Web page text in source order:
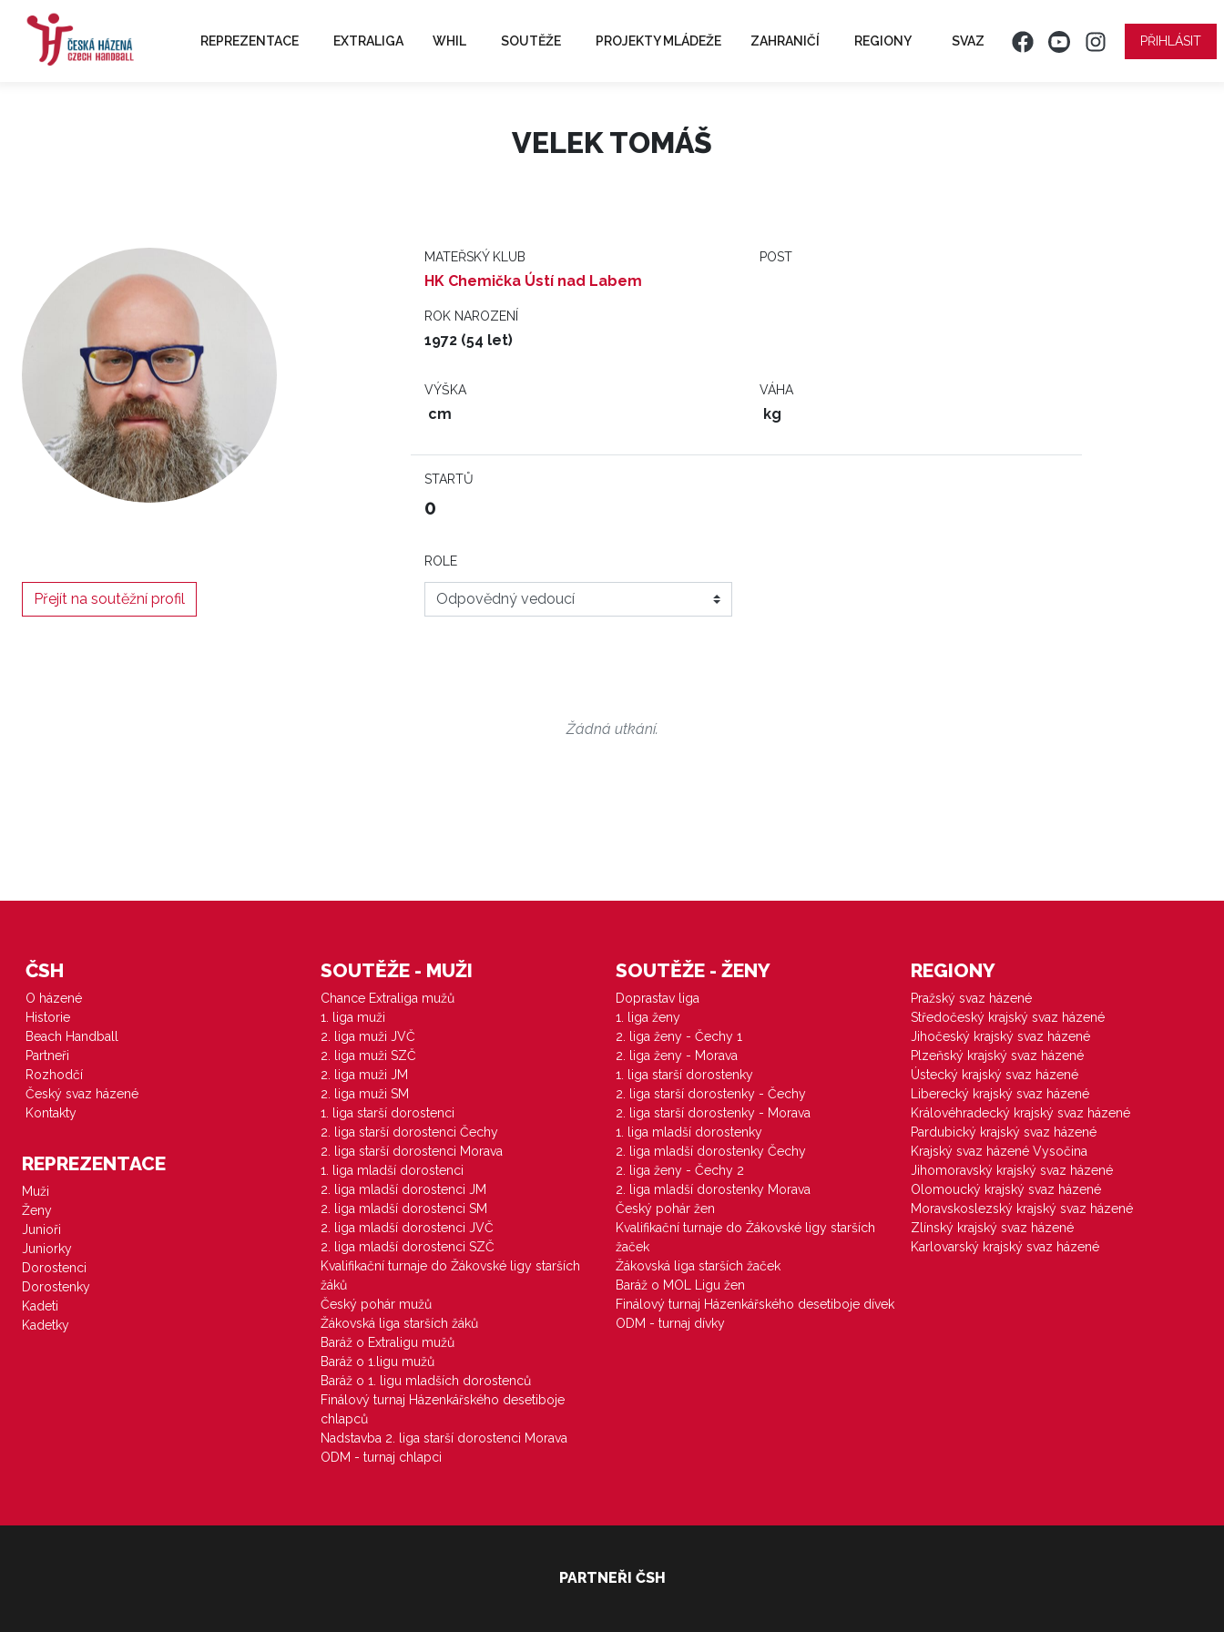
REPREZENTACE EXTRALIGA WHIL SOUTĚŽE PROJEKTY MLÁDEŽE ZAHRANIČÍ REGIONY SVAZ PŘIHLÁSIT
VELEK TOMÁŠ
MATEŘSKÝ KLUB
HK Chemička Ústí nad Labem
POST
ROK NAROZENÍ
1972 (54 let)
VÝŠKA
cm
VÁHA
kg
STARTŮ
0
Přejít na soutěžní profil
ROLE
Žádná utkání.
ČSH
O házené
Historie
Beach Handball
Partneři
Rozhodčí
Český svaz házené
Kontakty
REPREZENTACE
Muži
Ženy
Junioři
Juniorky
Dorostenci
Dorostenky
Kadeti
Kadetky
SOUTĚŽE - MUŽI
Chance Extraliga mužů
1. liga muži
2. liga muži JVČ
2. liga muži SZČ
2. liga muži JM
2. liga muži SM
1. liga starší dorostenci
2. liga starší dorostenci Čechy
2. liga starší dorostenci Morava
1. liga mladší dorostenci
2. liga mladší dorostenci JM
2. liga mladší dorostenci SM
2. liga mladší dorostenci JVČ
2. liga mladší dorostenci SZČ
Kvalifikační turnaje do Žákovské ligy starších
žáků
Český pohár mužů
Žákovská liga starších žáků
Baráž o Extraligu mužů
Baráž o 1.ligu mužů
Baráž o 1. ligu mladších dorostenců
Finálový turnaj Házenkářského desetiboje
chlapců
Nadstavba 2. liga starší dorostenci Morava
ODM - turnaj chlapci
SOUTĚŽE - ŽENY
Doprastav liga
1. liga ženy
2. liga ženy - Čechy 1
2. liga ženy - Morava
1. liga starší dorostenky
2. liga starší dorostenky - Čechy
2. liga starší dorostenky - Morava
1. liga mladší dorostenky
2. liga mladší dorostenky Čechy
2. liga ženy - Čechy 2
2. liga mladší dorostenky Morava
Český pohár žen
Kvalifikační turnaje do Žákovské ligy starších
žaček
Žákovská liga starších žaček
Baráž o MOL Ligu žen
Finálový turnaj Házenkářského desetiboje dívek
ODM - turnaj dívky
REGIONY
Pražský svaz házené
Středočeský krajský svaz házené
Jihočeský krajský svaz házené
Plzeňský krajský svaz házené
Ústecký krajský svaz házené
Liberecký krajský svaz házené
Královéhradecký krajský svaz házené
Pardubický krajský svaz házené
Krajský svaz házené Vysočina
Jihomoravský krajský svaz házené
Olomoucký krajský svaz házené
Moravskoslezský krajský svaz házené
Zlínský krajský svaz házené
Karlovarský krajský svaz házené
PARTNEŘI ČSH